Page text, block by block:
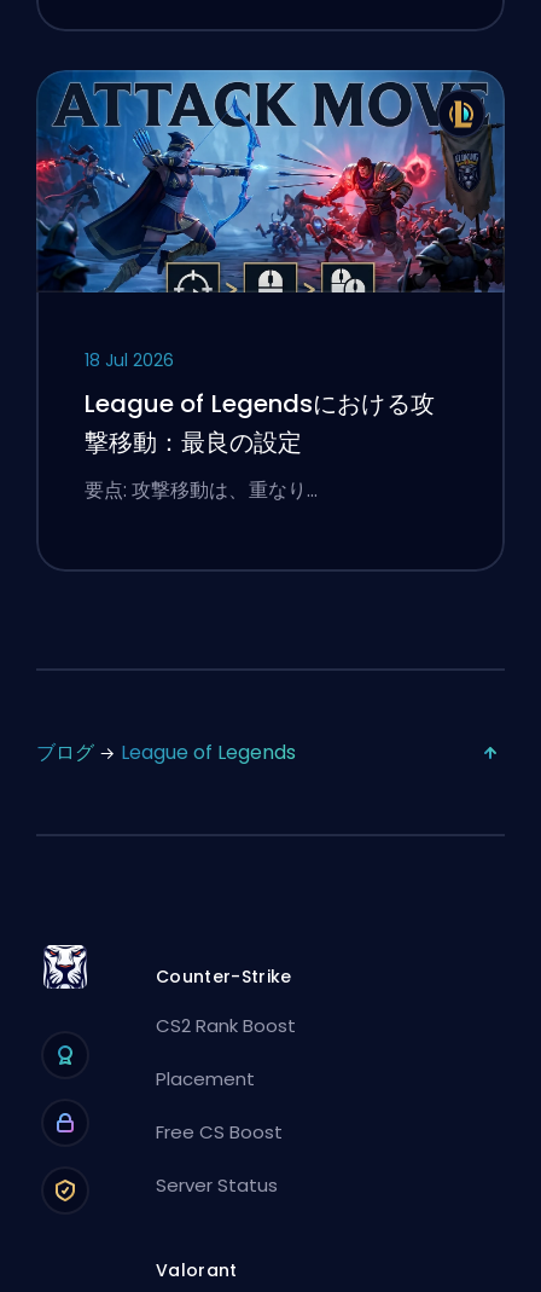
18 Jul 2026
League of Legendsにおける攻
撃移動：最良の設定
要点: 攻撃移動は、重なり…
ブログ League of Legends
Counter-Strike
CS2 Rank Boost
Placement
Free CS Boost
Server Status
Valorant